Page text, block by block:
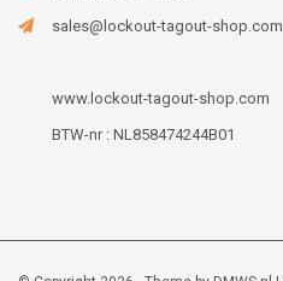
sales@lockout-tagout-shop.com
www.lockout-tagout-shop.com
BTW-nr : NL858474244B01